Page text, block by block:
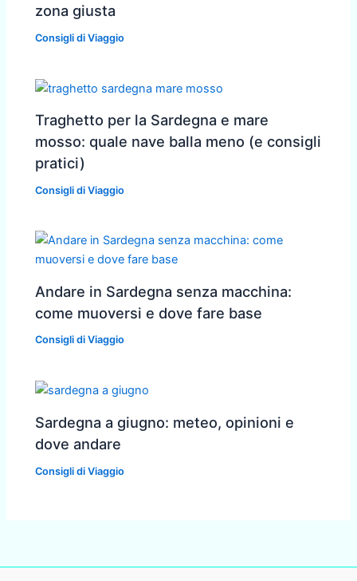
zona giusta
Consigli di Viaggio
Traghetto per la Sardegna e mare
mosso: quale nave balla meno (e consigli
pratici)
Consigli di Viaggio
Andare in Sardegna senza macchina:
come muoversi e dove fare base
Consigli di Viaggio
Sardegna a giugno: meteo, opinioni e
dove andare
Consigli di Viaggio